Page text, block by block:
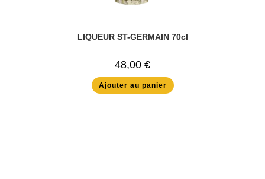
LIQUEUR ST-GERMAIN 70cl
48,00 €
Ajouter au panier